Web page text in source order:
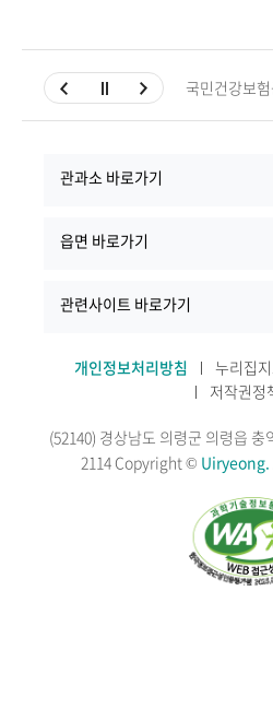
국민건강보
관과소 바로가기
읍면 바로가기
관련사이트 바로가기
개인정보처리방침 누리집
저작권정
(52140) 경상남도 의령군 의령읍 충
2114 Copyright © Uiryeong.